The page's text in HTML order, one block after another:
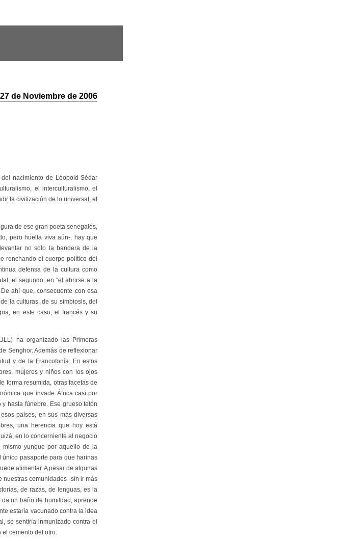
de Noviembre de 2006
nacimiento de Léopold-Sédar
el interculturalismo, el
la civilización de lo universal, el
de ese gran poeta senegalés,
pero huella viva aún-, hay que
no solo la bandera de la
ronchando el cuerpo político del
defensa de la cultura como
el segundo, en “el abrirse a la
ahí que, consecuente con esa
la culturas, de su simbiosis, del
en este caso, el francés y su
ha organizado las Primeras
Senghor. Además de reflexionar
y de la Francofonía. En estos
mujeres y niños con los ojos
forma resumida, otras facetas de
que invade África casi por
hasta fúnebre. Ese grueso telón
países, en sus más diversas
una herencia que hoy está
en lo concerniente al negocio
yunque por aquello de la
pasaporte para que harinas
alimentar. A pesar de algunas
comunidades -sin ir más
de razas, de lenguas, es la
un baño de humildad, aprende
estaría vacunado contra la idea
se sentiría inmunizado contra el
cemento del otro.